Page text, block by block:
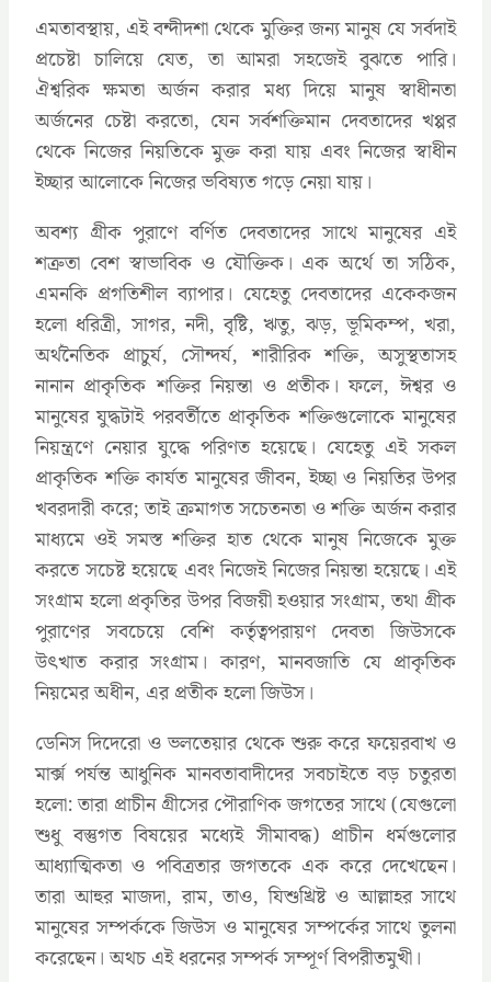
এমতাবস্থায়, এই বন্দীদশা থেকে মুক্তির জন্য মানুষ যে সর্বদাই
প্রচেষ্টা চালিয়ে যেত, তা আমরা সহজেই বুঝতে পারি।
ঐশ্বরিক ক্ষমতা অর্জন করার মধ্য দিয়ে মানুষ স্বাধীনতা
অর্জনের চেষ্টা করতো, যেন সর্বশক্তিমান দেবতাদের খপ্পর
থেকে নিজের নিয়তিকে মুক্ত করা যায় এবং নিজের স্বাধীন
ইচ্ছার আলোকে নিজের ভবিষ্যত গড়ে নেয়া যায়।
অবশ্য গ্রীক পুরাণে বর্ণিত দেবতাদের সাথে মানুষের এই
শত্রুতা বেশ স্বাভাবিক ও যৌক্তিক। এক অর্থে তা সঠিক,
এমনকি প্রগতিশীল ব্যাপার। যেহেতু দেবতাদের একেকজন
হলো ধরিত্রী, সাগর, নদী, বৃষ্টি, ঋতু, ঝড়, ভূমিকম্প, খরা,
অর্থনৈতিক প্রাচুর্য, সৌন্দর্য, শারীরিক শক্তি, অসুস্থতাসহ
নানান প্রাকৃতিক শক্তির নিয়ন্তা ও প্রতীক। ফলে, ঈশ্বর ও
মানুষের যুদ্ধটাই পরবর্তীতে প্রাকৃতিক শক্তিগুলোকে মানুষের
নিয়ন্ত্রণে নেয়ার যুদ্ধে পরিণত হয়েছে। যেহেতু এই সকল
প্রাকৃতিক শক্তি কার্যত মানুষের জীবন, ইচ্ছা ও নিয়তির উপর
খবরদারী করে; তাই ক্রমাগত সচেতনতা ও শক্তি অর্জন করার
মাধ্যমে ওই সমস্ত শক্তির হাত থেকে মানুষ নিজেকে মুক্ত
করতে সচেষ্ট হয়েছে এবং নিজেই নিজের নিয়ন্তা হয়েছে। এই
সংগ্রাম হলো প্রকৃতির উপর বিজয়ী হওয়ার সংগ্রাম, তথা গ্রীক
পুরাণের সবচেয়ে বেশি কর্তৃত্বপরায়ণ দেবতা জিউসকে
উৎখাত করার সংগ্রাম। কারণ, মানবজাতি যে প্রাকৃতিক
নিয়মের অধীন, এর প্রতীক হলো জিউস।
ডেনিস দিদেরো ও ভলতেয়ার থেকে শুরু করে ফয়েরবাখ ও
মার্ক্স পর্যন্ত আধুনিক মানবতাবাদীদের সবচাইতে বড় চতুরতা
হলো: তারা প্রাচীন গ্রীসের পৌরাণিক জগতের সাথে (যেগুলো
শুধু বস্তুগত বিষয়ের মধ্যেই সীমাবদ্ধ) প্রাচীন ধর্মগুলোর
আধ্যাত্মিকতা ও পবিত্রতার জগতকে এক করে দেখেছেন।
তারা আহুর মাজদা, রাম, তাও, যিশুখ্রিষ্ট ও আল্লাহর সাথে
মানুষের সম্পর্ককে জিউস ও মানুষের সম্পর্কের সাথে তুলনা
করেছেন। অথচ এই ধরনের সম্পর্ক সম্পূর্ণ বিপরীতমুখী।